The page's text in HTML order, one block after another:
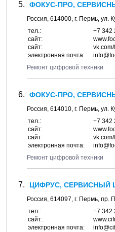
ФОКУС-ПРО,
Россия, 614000, г. Пермь, ул.
тел.:
+7 342
сайт:
сайт:
электронная почта:
Ремонт цифровой техники
ФОКУС-ПРО,
Россия, 614010, г. Пермь, ул.
тел.:
+7 342
сайт:
сайт:
электронная почта:
Ремонт цифровой техники
ЦИФРУС, СЕРВИСНЫЙ
Россия, 614097, г. Пермь, пр.
тел.:
+7 342
сайт:
электронная почта: